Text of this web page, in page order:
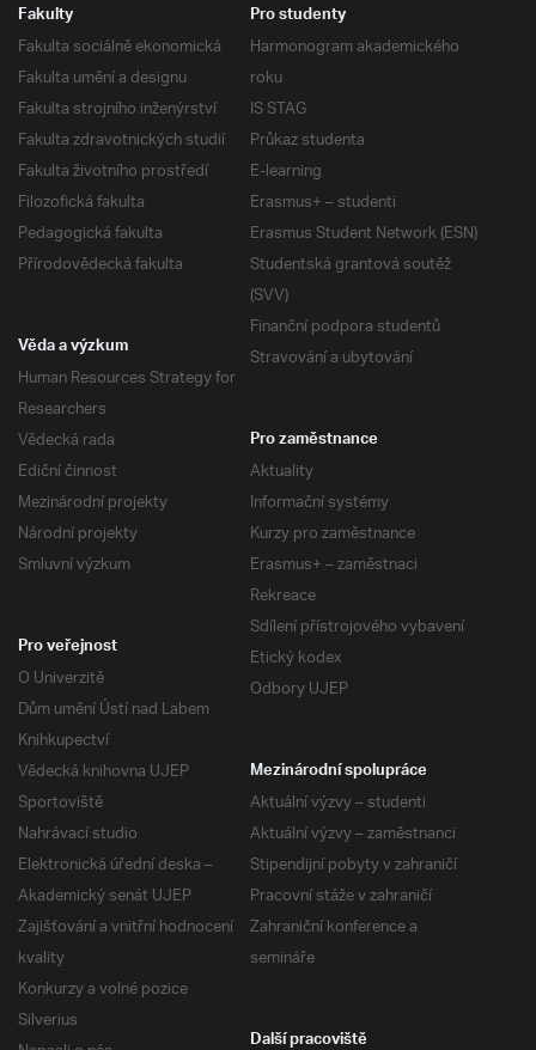
Fakulty
Fakulta sociálně ekonomická
Fakulta umění a designu
Fakulta strojního inženýrství
Fakulta zdravotnických studií
Fakulta životního prostředí
Filozofická fakulta
Pedagogická fakulta
Přírodovědecká fakulta
Pro studenty
Harmonogram akademického
roku
IS STAG
Průkaz studenta
E-learning
Erasmus+ – studenti
Erasmus Student Network (ESN)
Studentská grantová soutěž
(SVV)
Finanční podpora studentů
Stravování a ubytování
Věda a výzkum
Human Resources Strategy for
Researchers
Vědecká rada
Ediční činnost
Mezinárodní projekty
Národní projekty
Smluvní výzkum
Pro zaměstnance
Aktuality
Informační systémy
Kurzy pro zaměstnance
Erasmus+ – zaměstnaci
Rekreace
Sdílení přístrojového vybavení
Etický kodex
Odbory UJEP
Pro veřejnost
O Univerzitě
Dům umění Ústí nad Labem
Knihkupectví
Vědecká knihovna UJEP
Sportoviště
Nahrávací studio
Elektronická úřední deska –
Akademický senát UJEP
Zajišťování a vnitřní hodnocení
kvality
Konkurzy a volné pozice
Silverius
Mezinárodní spolupráce
Aktuální výzvy – studenti
Aktuální výzvy – zaměstnanci
Stipendijní pobyty v zahraničí
Pracovní stáže v zahraničí
Zahraniční konference a
semináře
Další pracoviště